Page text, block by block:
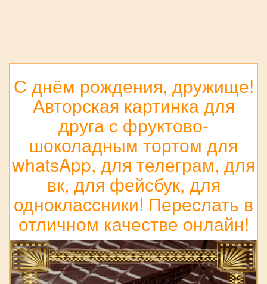
С днём рождения, дружище!
Авторская картинка для
друга с фруктово-
шоколадным тортом для
whatsApp, для телеграм, для
вк, для фейсбук, для
одноклассники! Переслать в
отличном качестве онлайн!